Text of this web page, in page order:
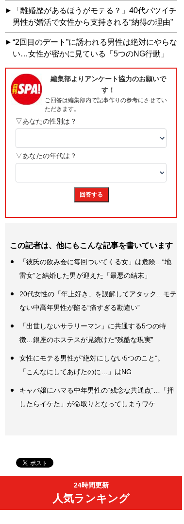
「離婚歴があるほうがモテる？」40代バツイチ
男性が婚活で女性から支持される“納得の理由”
“2回目のデート”に誘われる男性は絶対にやらな
い…女性が密かに見ている「5つのNG行動」
この記者は、他にもこんな記事を書いています
「彼氏の飲み会に毎回ついてくる女」は危険…“地
雷女”と結婚した男が迎えた「最悪の結末」
20代女性の「年上好き」を誤解してアタック…モテ
ない中高年男性が陥る“痛すぎる勘違い”
「出世しないサラリーマン」に共通する5つの特
徴…銀座のホステスが見続けた“残酷な現実”
女性にモテる男性が“絶対にしない5つのこと”。
「こんなにしてあげたのに…」はNG
キャバ嬢にハマる中年男性の“残念な共通点”…「押
したらイケた」が命取りとなってしまうワケ
24時間更新
人気ランキング